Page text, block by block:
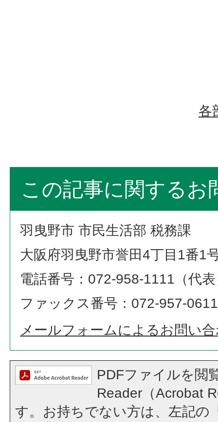
各
この記事に関するお
羽曳野市 市民生活部 税務課
大阪府羽曳野市誉田4丁目1番1
電話番号：072-958-1111（代
ファックス番号：072-957-0611
メールフォームによるお問い
PDFファイルを閲
Reader（Acrobat
す。お持ちでない方は、左記の